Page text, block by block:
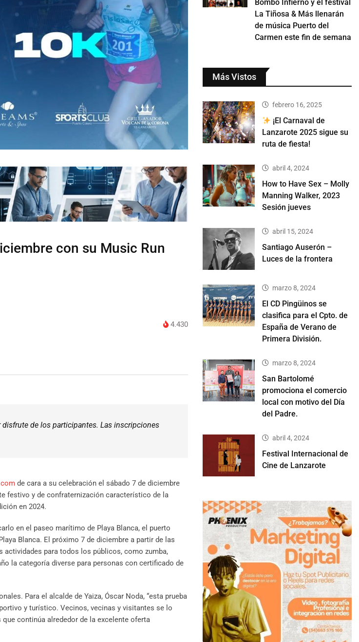
con su Music Run
4.430
de los participantes. Las inscripciones
de cara a su celebración el sábado 7 de diciembre
festivo y de confraternización característico de la
en 2024.
en el paseo marítimo de Playa Blanca, el puerto
Blanca. El próximo 7 de diciembre a partir de las
actividades para todos los públicos, como zumba,
la categoría diverse para personas con certificado de
Para el alcalde de Yaiza, Óscar Noda, “esta prueba
y turístico. Vecinos, vecinas y visitantes se lo
continúa alrededor de la excelente oferta
Bombo Infierno y el festival
La Tiñosa & Más llenarán
de música Puerto del
Carmen este fin de semana
Más Vistos
febrero 16, 2025
¡El Carnaval de
Lanzarote 2025 sigue su
ruta de fiesta!
abril 4, 2024
How to Have Sex – Molly
Manning Walker, 2023
Sesión jueves
abril 15, 2024
Santiago Auserón –
Luces de la frontera
marzo 8, 2024
El CD Pingüinos se
clasifica para el Cpto. de
España de Verano de
Primera División.
marzo 8, 2024
San Bartolomé
promociona el comercio
local con motivo del Día
del Padre.
abril 4, 2024
Festival Internacional de
Cine de Lanzarote